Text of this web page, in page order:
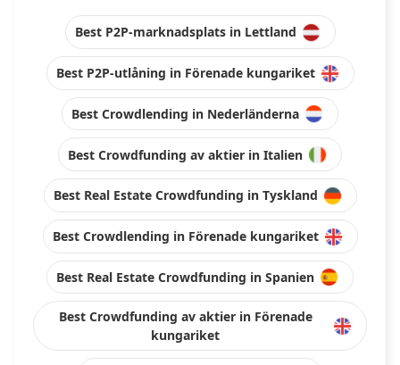
Best P2P-marknadsplats in Lettland
Best P2P-utlåning in Förenade kungariket
Best Crowdlending in Nederländerna
Best Crowdfunding av aktier in Italien
Best Real Estate Crowdfunding in Tyskland
Best Crowdlending in Förenade kungariket
Best Real Estate Crowdfunding in Spanien
Best Crowdfunding av aktier in Förenade
kungariket